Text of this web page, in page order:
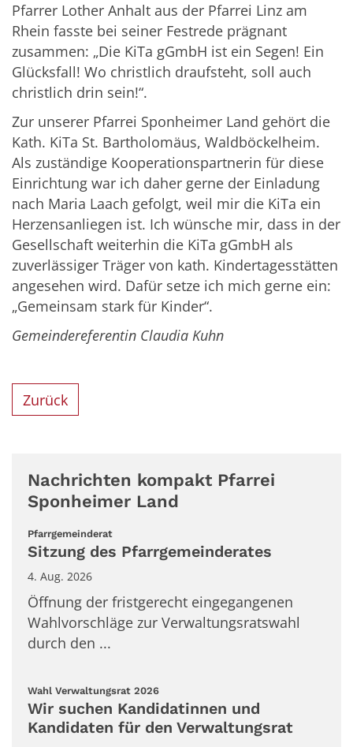
Pfarrer Lother Anhalt aus der Pfarrei Linz am
Rhein fasste bei seiner Festrede prägnant
zusammen: „Die KiTa gGmbH ist ein Segen! Ein
Glücksfall! Wo christlich draufsteht, soll auch
christlich drin sein!“.
Zur unserer Pfarrei Sponheimer Land gehört die
Kath. KiTa St. Bartholomäus, Waldböckelheim.
Als zuständige Kooperationspartnerin für diese
Einrichtung war ich daher gerne der Einladung
nach Maria Laach gefolgt, weil mir die KiTa ein
Herzensanliegen ist. Ich wünsche mir, dass in der
Gesellschaft weiterhin die KiTa gGmbH als
zuverlässiger Träger von kath. Kindertagesstätten
angesehen wird. Dafür setze ich mich gerne ein:
„Gemeinsam stark für Kinder“.
Gemeindereferentin Claudia Kuhn
Zurück
Nachrichten kompakt Pfarrei
Sponheimer Land
Pfarrgemeinderat:
Sitzung des Pfarrgemeinderates
4. Aug. 2026
Öffnung der fristgerecht eingegangenen
Wahlvorschläge zur Verwaltungsratswahl
durch den ...
Wahl Verwaltungsrat 2026:
Wir suchen Kandidatinnen und
Kandidaten für den Verwaltungsrat